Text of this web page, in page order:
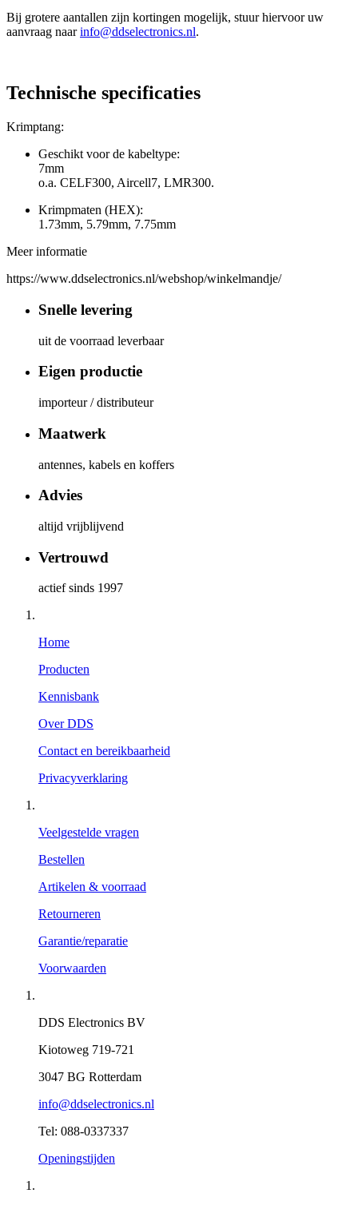
Bij grotere aantallen zijn kortingen mogelijk, stuur hiervoor uw
aanvraag naarinfo@ddselectronics.nl.
Technische specificaties
Krimptang:
Geschikt voor de kabeltype:
7mm
o.a. CELF300, Aircell7, LMR300.
Krimpmaten (HEX):
1.73mm, 5.79mm, 7.75mm
Meer informatie
https://www.ddselectronics.nl/webshop/winkelmandje/
Snelle levering
uit de voorraad leverbaar
Eigen productie
importeur / distributeur
Maatwerk
antennes, kabels en koffers
Advies
altijd vrijblijvend
Vertrouwd
actief sinds 1997
Home
Producten
Kennisbank
Over DDS
Contact en bereikbaarheid
Privacyverklaring
Veelgestelde vragen
Bestellen
Artikelen & voorraad
Retourneren
Garantie/reparatie
Voorwaarden
DDS Electronics BV
Kiotoweg 719-721
3047 BG Rotterdam
info@ddselectronics.nl
Tel: 088-0337337
Openingstijden